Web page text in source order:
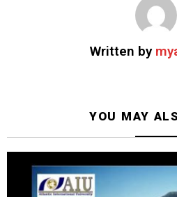
Written by
YOU MAY